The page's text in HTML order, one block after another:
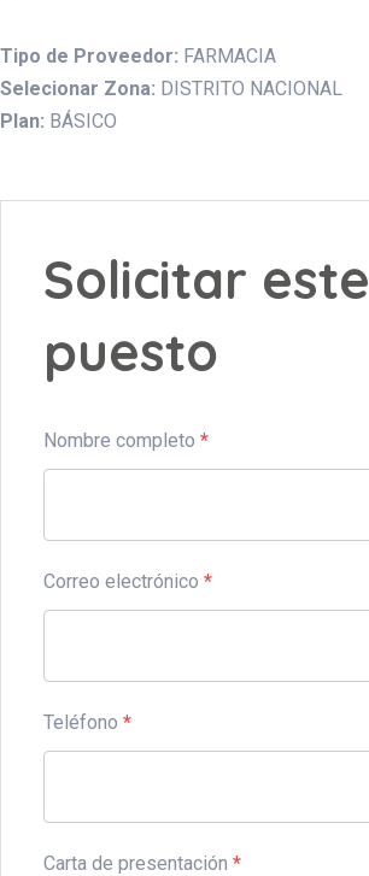
Tipo de Proveedor: FARMACIA
Selecionar Zona: DISTRITO NACIONAL
Plan: BÁSICO
Solicitar este
puesto
Nombre completo *
Correo electrónico *
Teléfono *
Carta de presentación *